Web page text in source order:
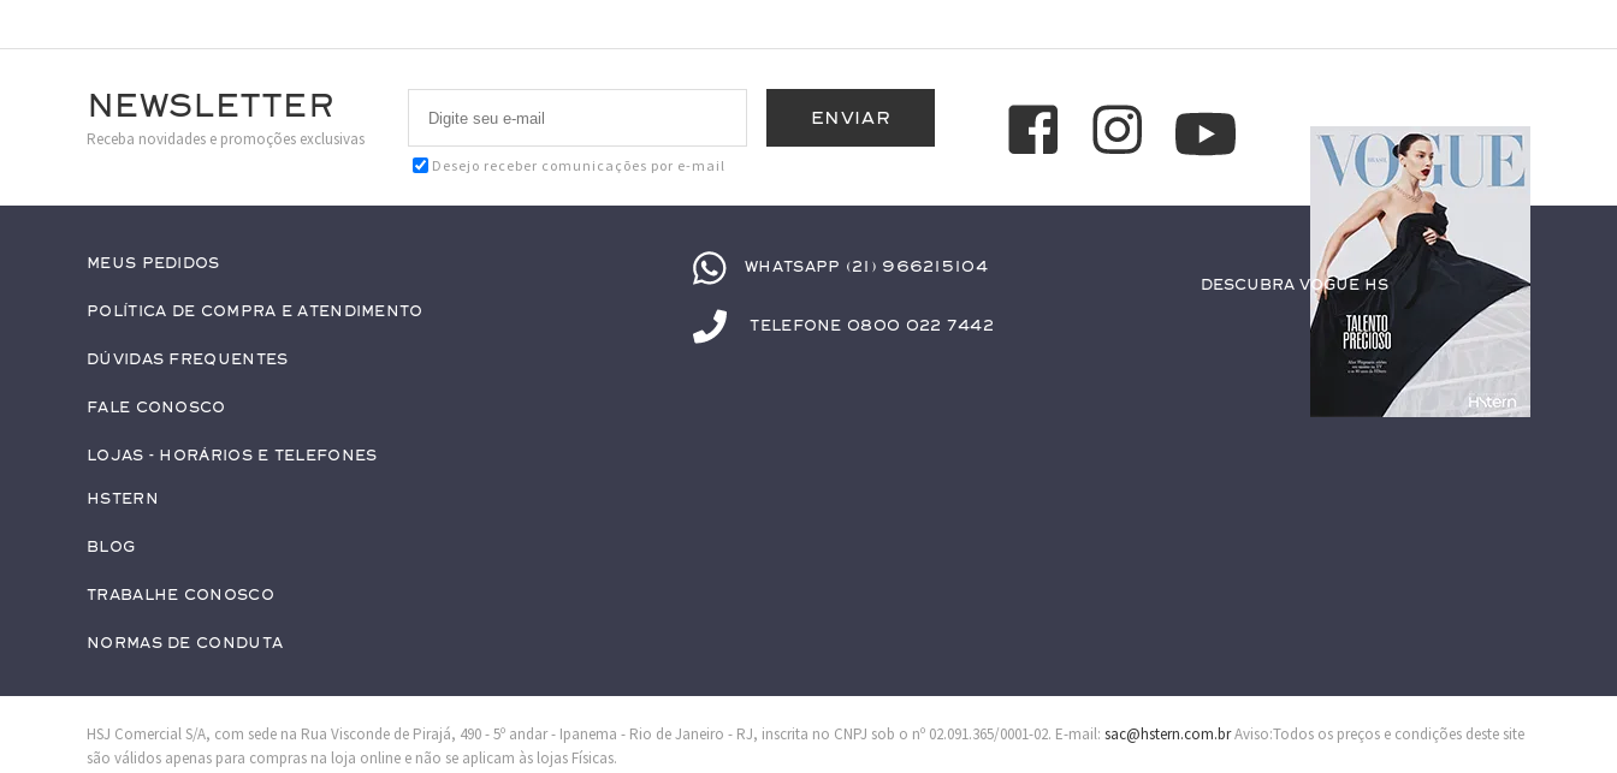
Newsletter
Receba novidades e promoções exclusivas
Desejo receber comunicações por e-mail
Meus pedidos
Política de Compra e Atendimento
Dúvidas Frequentes
Fale conosco
Lojas - Horários e Telefones
HStern
Blog
Trabalhe conosco
Normas de Conduta
Whatsapp (21) 966215104
Telefone 0800 022 7442
Descubra Vogue HS
HSJ Comercial S/A, com sede na Rua Visconde de Pirajá, 490 - 5º andar - Ipanema - Rio de Janeiro - RJ, inscrita no CNPJ sob o nº 02.091.365/0001-02. E-mail: sac@hstern.com.brAviso:Todos os preços e condições deste site
são válidos apenas para compras na loja online e não se aplicam às lojas Físicas.